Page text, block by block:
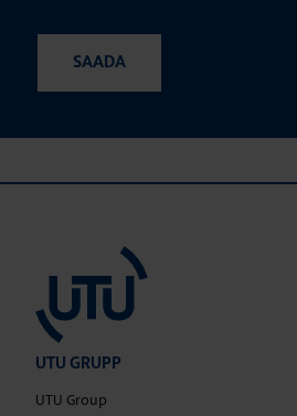
UTU GRUPP
UTU Group